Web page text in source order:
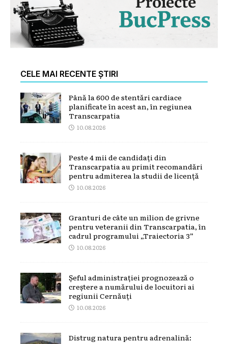
CELE MAI RECENTE ȘTIRI
Până la 600 de stentări cardiace
planificate în acest an, în regiunea
Transcarpatia
10.08.2026
Peste 4 mii de candidați din
Transcarpatia au primit recomandări
pentru admiterea la studii de licență
10.08.2026
Granturi de câte un milion de grivne
pentru veteranii din Transcarpatia, în
cadrul programului „Traiectoria 3”
10.08.2026
Șeful administrației prognozează o
creștere a numărului de locuitori ai
regiunii Cernăuți
10.08.2026
Distrug natura pentru adrenalină: